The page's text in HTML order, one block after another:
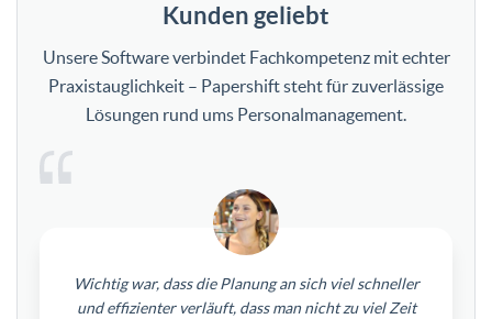
Kunden geliebt
Unsere Software verbindet Fachkompetenz mit echter
Praxistauglichkeit – Papershift steht für zuverlässige
Lösungen rund ums Personalmanagement.
Wichtig war, dass die Planung an sich viel schneller
und effizienter verläuft, dass man nicht zu viel Zeit